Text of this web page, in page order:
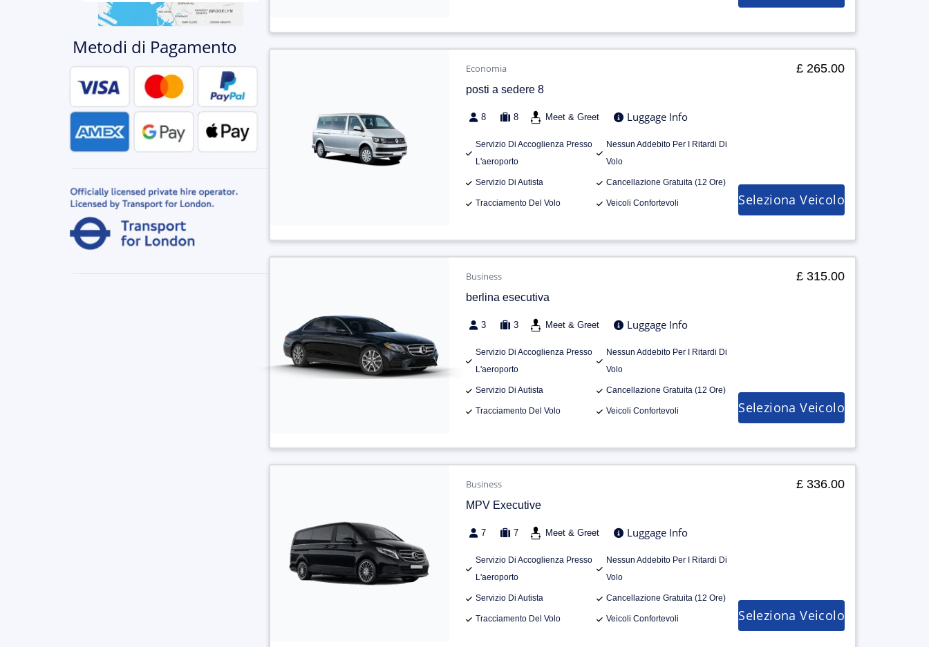
Metodi di Pagamento
Economia
posti a sedere 8
8 8 Meet & Greet Luggage Info
Servizio Di Accoglienza Presso
L'aeroporto
Nessun Addebito Per I Ritardi Di
Volo
Servizio Di Autista Cancellazione Gratuita (12 Ore)
Tracciamento Del Volo Veicoli Confortevoli
£ 265.00
Seleziona Veicolo
Business
berlina esecutiva
3 3 Meet & Greet Luggage Info
Servizio Di Accoglienza Presso
L'aeroporto
Nessun Addebito Per I Ritardi Di
Volo
Servizio Di Autista Cancellazione Gratuita (12 Ore)
Tracciamento Del Volo Veicoli Confortevoli
£ 315.00
Seleziona Veicolo
Business
MPV Executive
7 7 Meet & Greet Luggage Info
Servizio Di Accoglienza Presso
L'aeroporto
Nessun Addebito Per I Ritardi Di
Volo
Servizio Di Autista Cancellazione Gratuita (12 Ore)
Tracciamento Del Volo Veicoli Confortevoli
£ 336.00
Seleziona Veicolo